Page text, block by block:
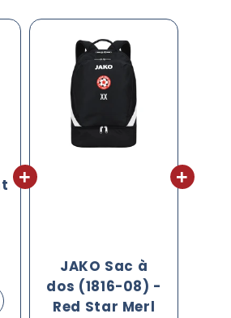
JAKO Sac à
dos (1816-08) -
Red Star Merl